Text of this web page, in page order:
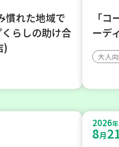
慣れた地域で
らしの助け合
)
「
ーデ
大人
2026年
8月